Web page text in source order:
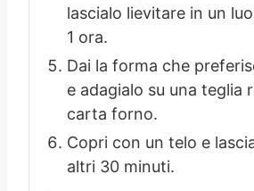
lascialo lievitare in un
1 ora.
Dai la forma che
e adagialo su una teglia
carta forno.
Copri con un telo e
altri 30 minuti.